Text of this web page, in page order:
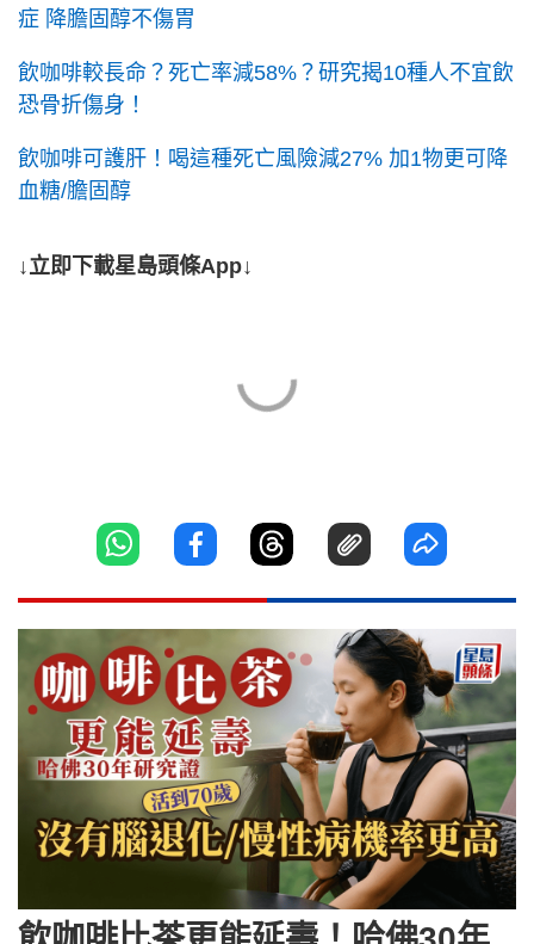
症 降膽固醇不傷胃
飲咖啡較長命？死亡率減58%？研究揭10種人不宜飲
恐骨折傷身！
飲咖啡可護肝！喝這種死亡風險減27% 加1物更可降
血糖/膽固醇
↓立即下載星島頭條App↓